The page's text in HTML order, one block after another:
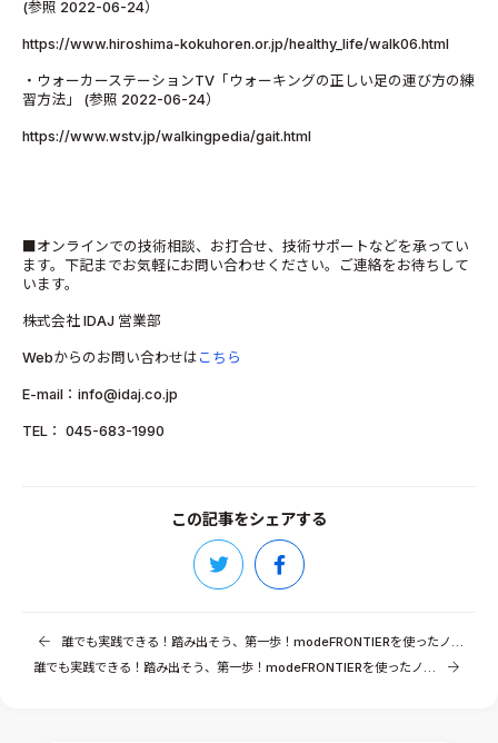
(参照 2022-06-24）
https://www.hiroshima-kokuhoren.or.jp/healthy_life/walk06.html
・ウォーカーステーションTV「ウォーキングの正しい足の運び方の練
習方法」 (参照 2022-06-24）
https://www.wstv.jp/walkingpedia/gait.html
■オンラインでの技術相談、お打合せ、技術サポートなどを承ってい
ます。下記までお気軽にお問い合わせください。ご連絡をお待ちして
います。
株式会社 IDAJ 営業部
Webからのお問い合わせは こちら
E-mail：info@idaj.co.jp
TEL： 045-683-1990
この記事をシェアする
誰でも実践できる！踏み出そう、第一歩！modeFRONTIERを使ったノーコードデータサイエンス（その1）
誰でも実践できる！踏み出そう、第一歩！modeFRONTIERを使ったノーコードデータサイエンス（その2）